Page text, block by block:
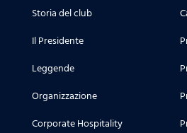
Storia del club
Il Presidente
Leggende
Organizzazione
Corporate Hospitality